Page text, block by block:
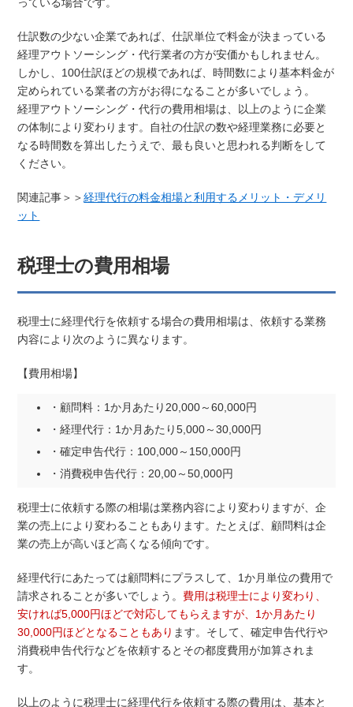
仕訳数の少ない企業であれば、仕訳単位で料金が決まっている
経理アウトソーシング・代行業者の方が安価かもしれません。
しかし、100仕訳ほどの規模であれば、時間数により基本料金が
定められている業者の方がお得になることが多いでしょう。
経理アウトソーシング・代行の費用相場は、以上のように企業
の体制により変わります。自社の仕訳の数や経理業務に必要と
なる時間数を算出したうえで、最も良いと思われる判断をして
ください。
関連記事＞＞経理代行の料金相場と利用するメリット・デメリ
ット
税理士の費用相場
税理士に経理代行を依頼する場合の費用相場は、依頼する業務
内容により次のように異なります。
【費用相場】
・顧問料：1か月あたり20,000～60,000円
・経理代行：1か月あたり5,000～30,000円
・確定申告代行：100,000～150,000円
・消費税申告代行：20,00～50,000円
税理士に依頼する際の相場は業務内容により変わりますが、企
業の売上により変わることもあります。たとえば、顧問料は企
業の売上が高いほど高くなる傾向です。
経理代行にあたっては顧問料にプラスして、1か月単位の費用で
請求されることが多いでしょう。費用は税理士により変わり、
安ければ5,000円ほどで対応してもらえますが、1か月あたり
30,000円ほどとなることもあり ます。そして、確定申告代行や
消費税申告代行などを依頼するとその都度費用が加算されま
す。
以上のように税理士に経理代行を依頼する際の費用は、基本と